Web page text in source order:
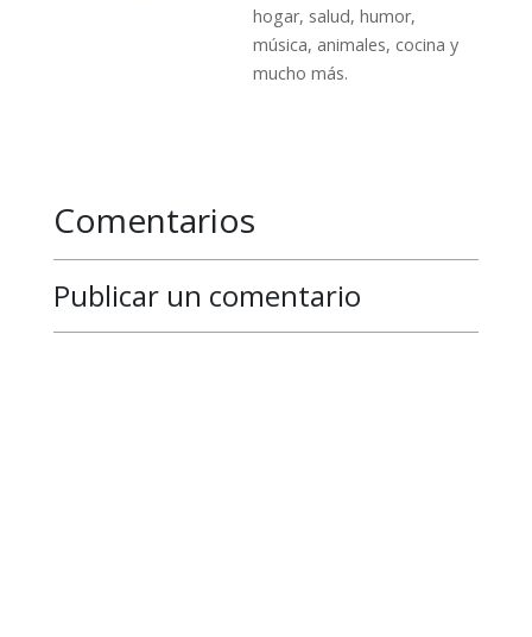
hogar, salud, humor,
música, animales, cocina y
mucho más.
Comentarios
Publicar un comentario